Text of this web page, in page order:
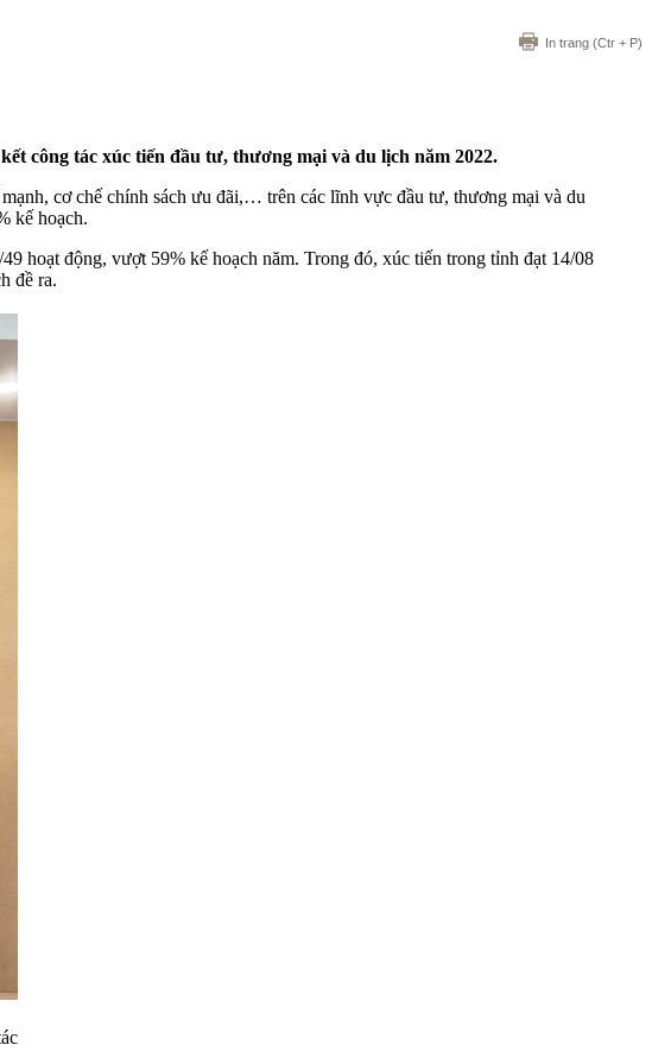
In trang (Ctr + P)
công tác xúc tiến đầu tư, thương mại và du lịch năm 2022.
cơ chế chính sách ưu đãi,… trên các lĩnh vực đầu tư, thương mại và du
kế hoạch.
hoạt động, vượt 59% kế hoạch năm. Trong đó, xúc tiến trong tỉnh đạt 14/08
đề ra.